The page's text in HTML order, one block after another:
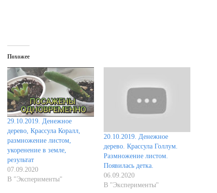
Похожее
29.10.2019. Денежное
дерево, Крассула Коралл,
размножение листом,
укоренение в земле,
результат
07.09.2020
В "Эксперименты"
20.10.2019. Денежное
дерево. Крассула Голлум.
Размножение листом.
Появилась детка.
06.09.2020
В "Эксперименты"